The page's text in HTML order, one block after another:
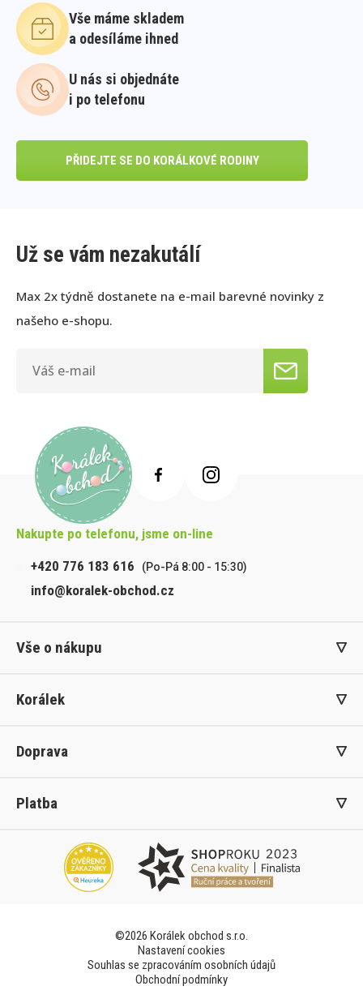
Vše máme skladem
a odesíláme ihned
U nás si objednáte
i po telefonu
PŘIDEJTE SE DO KORÁLKOVÉ RODINY
Už se vám nezakutálí
Max 2x týdně dostanete na e-mail barevné novinky z
našeho e-shopu.
Nakupte po telefonu, jsme on-line
+420 776 183 616
(Po-Pá 8:00 - 15:30)
info@koralek-obchod.cz
Vše o nákupu
Korálek
Doprava
Platba
©2026 Korálek obchod s.r.o.
Nastavení cookies
Souhlas se zpracováním osobních údajů
Obchodní podmínky